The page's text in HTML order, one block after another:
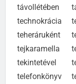
távollétében
technokrácia
teheráruként
tejkaramella
tekintetével
telefonkönyv